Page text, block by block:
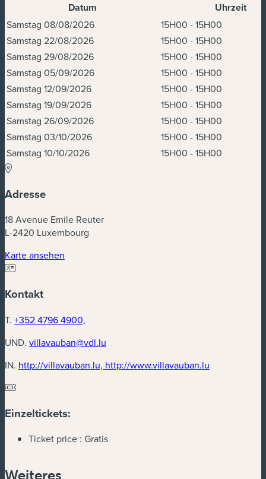
Termine und Uhrzeiten
Datum Uhrzeit
Samstag 08/08/2026
15H00 - 15H00
Samstag 22/08/2026
15H00 - 15H00
Samstag 29/08/2026
15H00 - 15H00
Samstag 05/09/2026
15H00 - 15H00
Samstag 12/09/2026
15H00 - 15H00
Samstag 19/09/2026
15H00 - 15H00
Samstag 26/09/2026
15H00 - 15H00
Samstag 03/10/2026
15H00 - 15H00
Samstag 10/10/2026
15H00 - 15H00
Adresse
18 Avenue Emile Reuter
L-2420 Luxembourg
Karte ansehen
Kontakt
T. +352 4796 4900,
UND. villavauban@vdl.lu
IN. http://villavauban.lu, http://www.villavauban.lu
Einzeltickets:
Ticket price : Gratis
Weiteres